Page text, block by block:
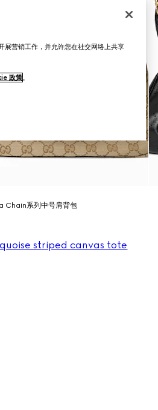
Chain系列中号肩背包
营销工作，并允许您在社交网络上共享
政策。